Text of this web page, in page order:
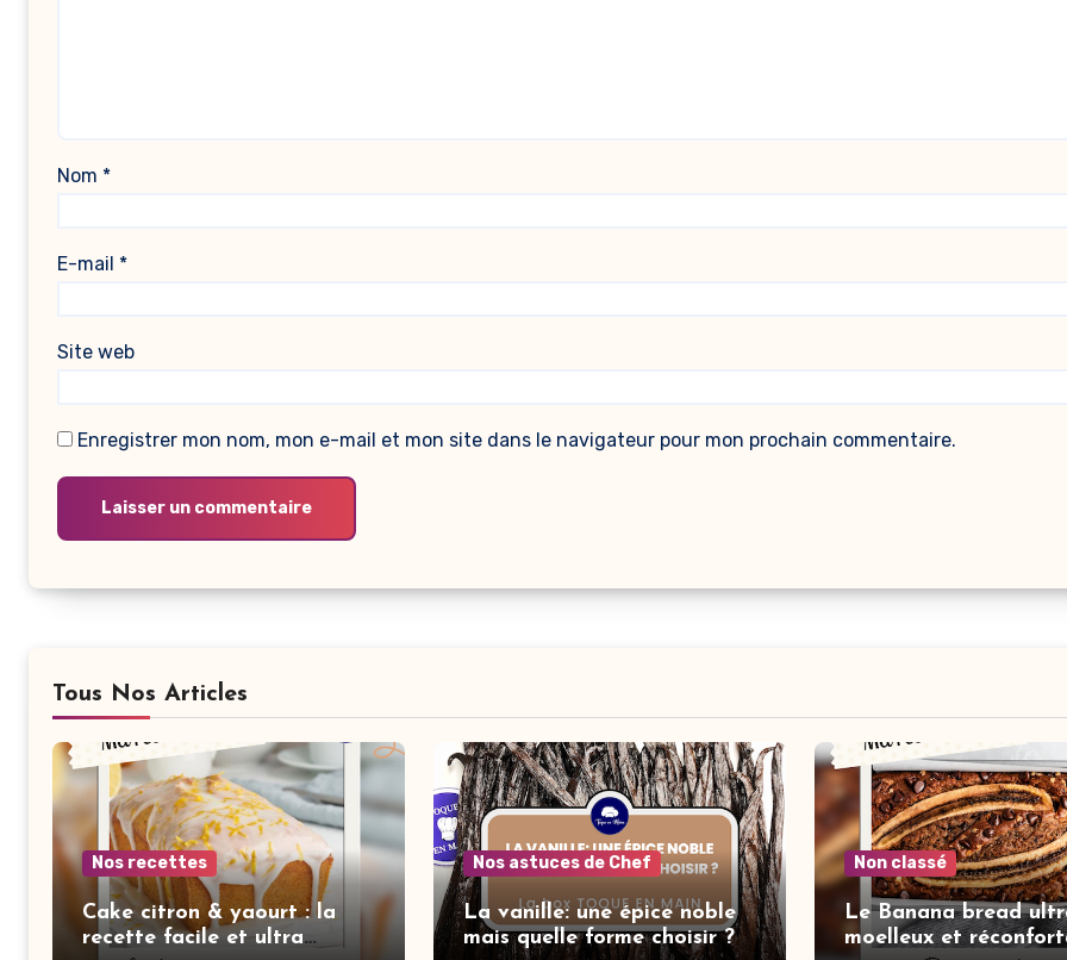
Nom *
E-mail *
Site web
Enregistrer mon nom, mon e-mail et mon site dans le navigateur pour mon prochain commentaire.
Tous Nos Articles
Nos recettes
Cake citron & yaourt : la
recette facile et ultra
Nos astuces de Chef
La vanille: une épice noble
mais quelle forme choisir ?
Non classé
Le Banana bread
moelleux et